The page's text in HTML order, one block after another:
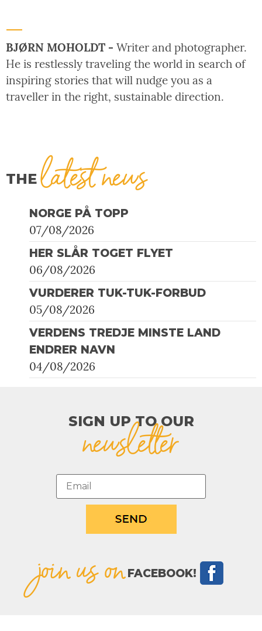
BJØRN MOHOLDT - Writer and photographer.
He is restlessly traveling the world in search of
inspiring stories that will nudge you as a
traveller in the right, sustainable direction.
THElatest news
NORGE PÅ TOPP
07/08/2026
HER SLÅR TOGET FLYET
06/08/2026
VURDERER TUK-TUK-FORBUD
05/08/2026
VERDENS TREDJE MINSTE LAND
ENDRER NAVN
04/08/2026
SIGN UP TO OUR​
newsletter
join us on FACEBOOK!